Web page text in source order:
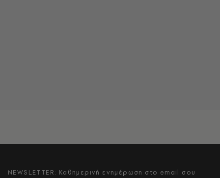
NEWSLETTER: Καθημερινή ενημέρωση στο email σου